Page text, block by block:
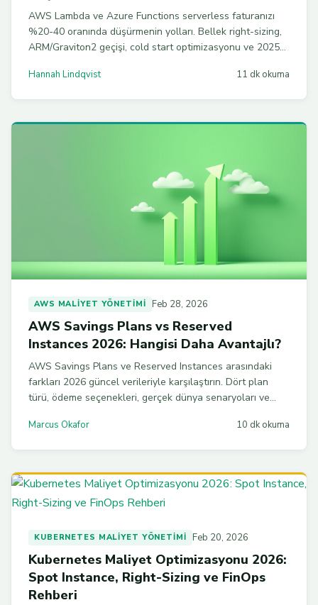
AWS Lambda ve Azure Functions serverless faturanızı
%20-40 oranında düşürmenin yolları. Bellek right-sizing,
ARM/Graviton2 geçişi, cold start optimizasyonu ve 2025
stratejiler ve kod örnekleri.
Hannah Lindqvist 11 dk okuma
AWS MALIYET YÖNETIMI Feb 28, 2026
AWS Savings Plans vs Reserved
Instances 2026: Hangisi Daha Avantajlı?
AWS Savings Plans ve Reserved Instances arasındaki
farkları 2026 güncel verileriyle karşılaştırın. Dört plan
türü, ödeme seçenekleri, gerçek dünya senaryoları ve
Marcus Okafor 10 dk okuma
KUBERNETES MALIYET YÖNETIMI Feb 20, 2026
Kubernetes Maliyet Optimizasyonu 2026:
Spot Instance, Right-Sizing ve FinOps
Rehberi